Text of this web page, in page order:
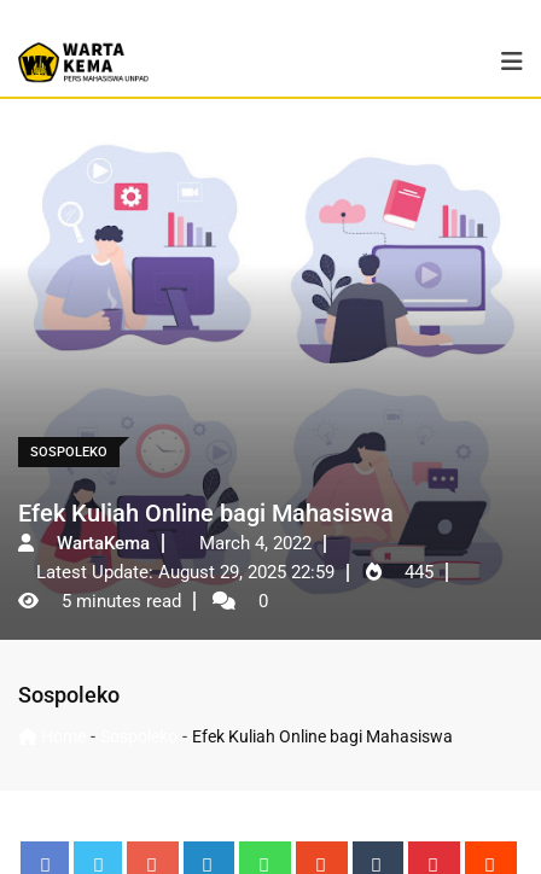
SOSPOLEKO
Efek Kuliah Online bagi Mahasiswa
WartaKema
March 4, 2022
Latest Update: August 29, 2025 22:59
445
5 minutes read
0
Sospoleko
- - Efek Kuliah Online bagi Mahasiswa